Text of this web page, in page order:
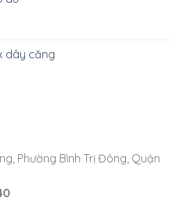
dây căng
Phường Bình Trị Đông, Quận